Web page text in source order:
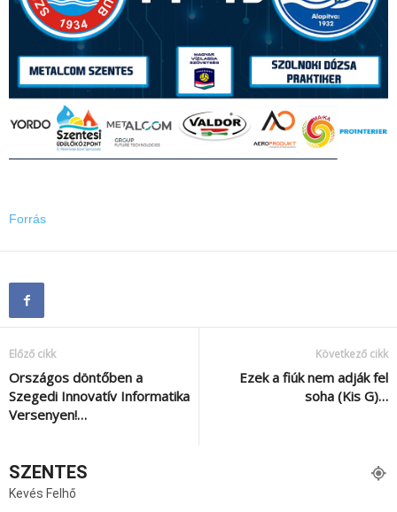
Forrás
Előző cikk
Országos döntőben a
Szegedi Innovatív Informatika
Versenyen!…
Következő cikk
Ezek a fiúk nem adják fel
soha (Kis G)…
SZENTES
Kevés Felhő